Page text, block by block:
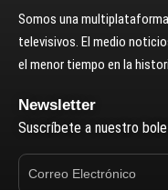
Somos una
televisivos. El medio
el menor tiempo en la
Newsletter
Suscríbete a nuestro